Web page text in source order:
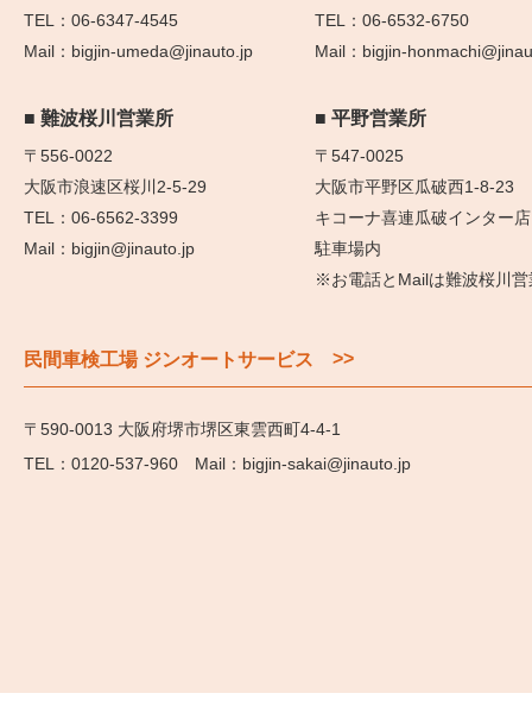
06-6347-4545
bigjin-umeda@jinauto.jp
06-6532-6750
bigjin-
難波桜川営業所
〒556-0022
大阪市浪速区桜川2-5-29
06-6562-3399
bigjin@jinauto.jp
平野営業所
〒547-0025
大阪市平野区瓜破西1-8-23
キコーナ喜連瓜破インター店
駐車場内
※お電話とMailは難波桜川営
民間車検工場 ジンオートサービス >>
〒590-0013 大阪府堺市堺区東雲西町4-4-1
0120-537-960
bigjin-sakai@jinauto.jp